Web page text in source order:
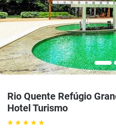
Rio Quente Refúgio
Hotel Turismo